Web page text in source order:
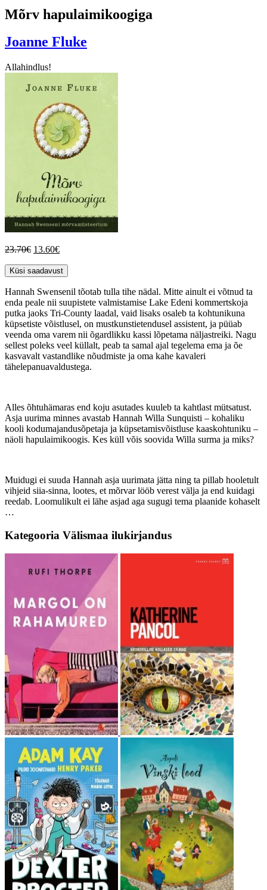
Mõrv hapulaimikoogiga
Joanne Fluke
Allahindlus!
23.70€ Algne
oli:
13.60€Current
is:
Küsi saadavust
Hannah Swensenil tõotab tulla tihe nädal. Mitte ainult ei võtnud ta
enda peale nii suupistete valmistamise Lake Edeni kommertskoja
putka jaoks Tri-County laadal, vaid lisaks osaleb ta kohtunikuna
küpsetiste võistlusel, on mustkunstietendusel assistent, ja püüab
veenda oma varem nii õgardlikku kassi lõpetama näljastreiki. Nagu
sellest poleks veel küllalt, peab ta samal ajal tegelema ema ja õe
kasvavalt vastandlike nõudmiste ja oma kahe kavaleri
tähelepanuavaldustega.
Alles õhtuhämaras end koju asutades kuuleb ta kahtlast mütsatust.
Asja uurima minnes avastab Hannah Willa Sunquisti ‒ kohaliku
kooli kodumajandusõpetaja ja küpsetamisvõistluse kaaskohtuniku ‒
näoli hapulaimikoogis. Kes küll võis soovida Willa surma ja miks?
Muidugi ei suuda Hannah asja uurimata jätta ning ta pillab hooletult
vihjeid siia-sinna, lootes, et mõrvar lööb verest välja ja end kuidagi
reedab. Loomulikult ei lähe asjad aga sugugi tema plaanide kohaselt
…
Kategooria Välismaa ilukirjandus